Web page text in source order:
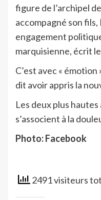
figure de l’archipel
accompagné son fils,
engagement
marquisienne, écrit
C’est avec «
dit avoir appris la
Les deux plus
s’associent à la
Photo: Facebook
2491 visiteurs